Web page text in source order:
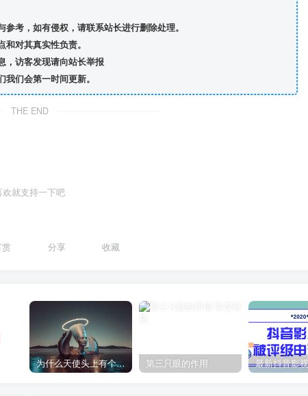
考，如有侵权，请联系站长进行删除处理。
对其真实性负责。
，访客发现请向站长举报
们会第一时间更新。
THE END
欢就支持一下吧
分享 收藏
为什么天使头上有个圈？ 第三只眼的作用